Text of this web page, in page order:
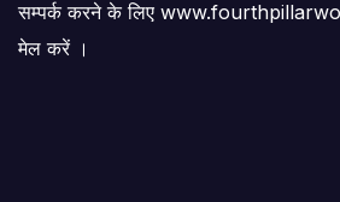
सम्पर्क करने के लिए
मेल करें ।